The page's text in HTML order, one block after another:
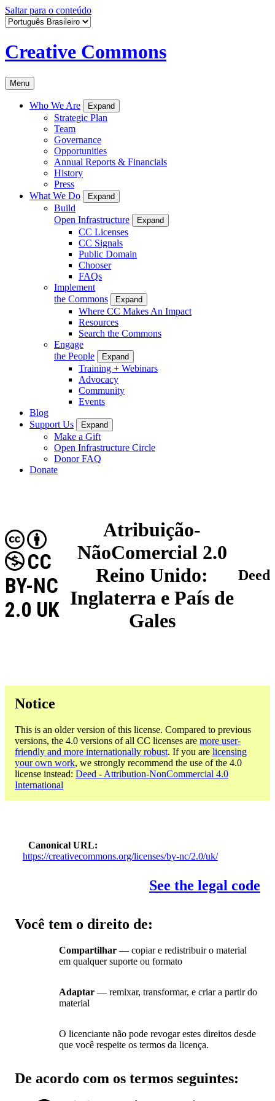
Saltar para o conteúdo
Creative Commons
Menu
Who We Are Expand
Strategic Plan
Team
Governance
Opportunities
Annual Reports & Financials
History
Press
What We Do
Expand
Build
Open Infrastructure
Expand
CC Licenses
CC Signals
Public Domain
Chooser
FAQs
Implement
the Commons
Expand
Where CC Makes An Impact
Resources
Search the Commons
Engage
the People
Expand
Training + Webinars
Advocacy
Community
Events
Blog
Support Us
Expand
Make a Gift
Open Infrastructure Circle
Donor FAQ
Donate
Atribuição-
NãoComercial 2.0
Reino Unido:
Inglaterra e País de
Gales
CC
BY-NC
2.0 UK
Deed
Notice
This is an older version of this license. Compared to previous
versions, the 4.0 versions of all CC licenses are more user-
friendly and more internationally robust. If you are licensing
your own work, we strongly recommend the use of the 4.0
license instead: Deed - Attribution-NonCommercial 4.0
International
Canonical URL
https://creativecommons.org/licenses/by-nc/2.0/uk/
See the legal code
Você tem o direito de:
Compartilhar — copiar e redistribuir o material
em qualquer suporte ou formato
Adaptar — remixar, transformar, e criar a partir do
material
O licenciante não pode revogar estes direitos desde
que você respeite os termos da licença.
De acordo com os termos seguintes: